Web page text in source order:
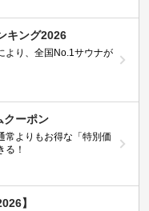
キング2026
より、全国No.1サウナが
クーポン
よりもお得な「特別価
る！
】